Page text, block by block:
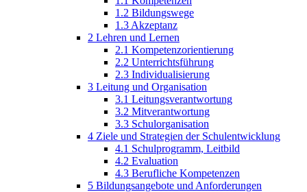
1.2 Bildungswege
1.3 Akzeptanz
2 Lehren und Lernen
2.1 Kompetenz­orientierung
2.2 Unterrichts­führung
2.3 Individualisie­rung
3 Leitung und Organisation
3.1 Leitungsver­antwortung
3.2 Mitverantwor­tung
3.3 Schulorgani­sation
4 Ziele und Strategien der Schulentwick­lung
4.1 Schulpro­gramm, Leitbild
4.2 Evaluation
4.3 Berufliche Kompetenzen
5 Bildungsange­bote und Anforderun­gen